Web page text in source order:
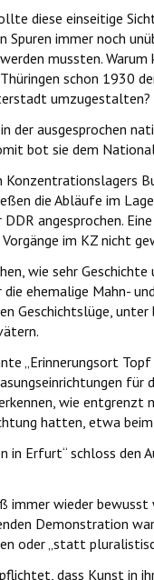
diese einseitige
Spuren immer noch
mussten.
schon 1930
umzugestalten?
der ausgesprochen
bot sie dem
Konzentrationslagers
die Abläufe im
angesprochen.
im KZ nicht
wie sehr
ehemalige Mahn-
Geschichtslüge,
„Erinnerungsort
wie entgrenzt
hatten, etwa
in Erfurt“ schloss
immer wieder
Demonstration
oder „statt
dass Kunst in